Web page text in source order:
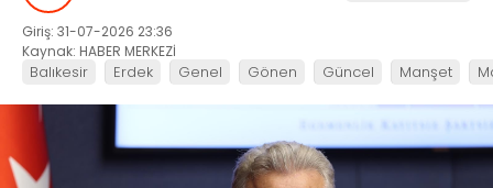
Giriş: 31-07-2026 23:36
Kaynak: HABER MERKEZİ
Balıkesir Erdek Genel Gönen Güncel Manşet